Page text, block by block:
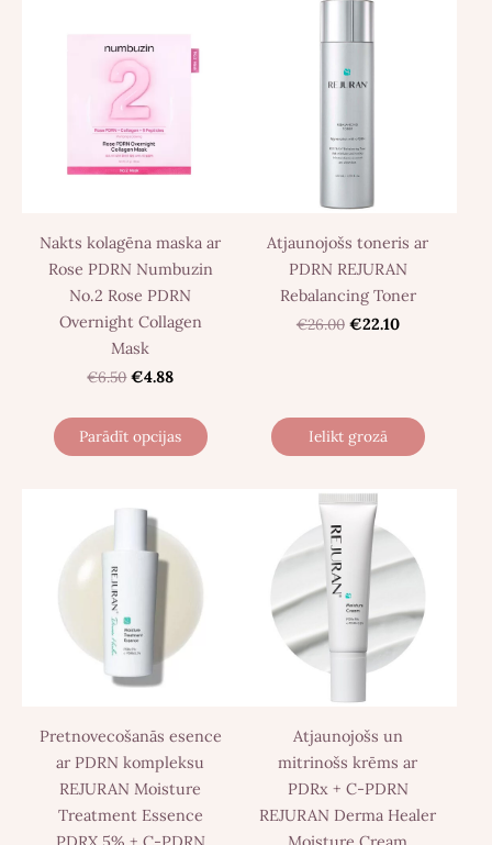
Nakts kolagēna maska ar
Rose PDRN Numbuzin
No.2 Rose PDRN
Overnight Collagen
Mask
€6.50 €4.88
Parādīt opcijas
Atjaunojošs toneris ar
PDRN REJURAN
Rebalancing Toner
€26.00 €22.10
Ielikt grozā
Pretnovecošanās esence
ar PDRN kompleksu
REJURAN Moisture
Treatment Essence
Atjaunojošs un
mitrinošs krēms ar
PDRx + C-PDRN
REJURAN Derma Healer